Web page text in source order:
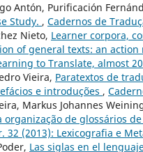
Antón, Purificación
Study. , Cadernos de
Nieto, Learner corpora,
of general texts: an action
to Translate, almost
Vieira, Paratextos de
e introduções ,
Markus Johannes
organização de glossários
32 (2013): Lexicografia e
Las siglas en el